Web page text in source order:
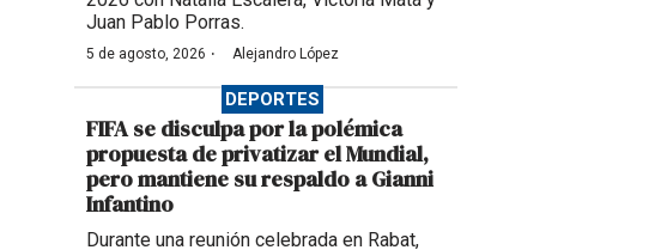
Juan Pablo Porras.
5 de agosto, 2026 · Alejandro López
DEPORTES
FIFA se disculpa por la polémica
propuesta de privatizar el Mundial,
pero mantiene su respaldo a Gianni
Infantino
Durante una reunión celebrada en Rabat,